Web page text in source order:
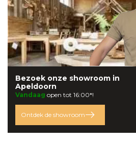
Bezoek onze showroom in
Apeldoorn
Vandaag open tot 16:00*!
Ontdek de showroom